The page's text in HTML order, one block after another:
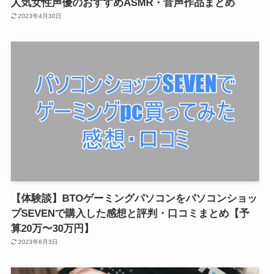
人気女性声優のおすすめASMR・音声作品まとめ
2023年4月30日
【体験談】BTOゲーミングパソコンをパソコンショッ
プSEVENで購入した感想と評判・口コミまとめ【予
算20万〜30万円】
2023年6月3日